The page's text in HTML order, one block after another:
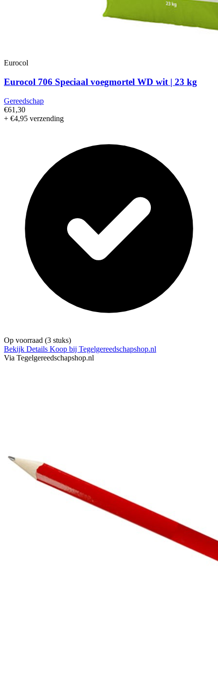
Eurocol
Eurocol 706 Speciaal voegmortel WD wit | 23 kg
Gereedschap
€61,30
+ €4,95 verzending
Op voorraad (3 stuks)
Bekijk Details Koop bij Tegelgereedschapshop.nl
Via Tegelgereedschapshop.nl